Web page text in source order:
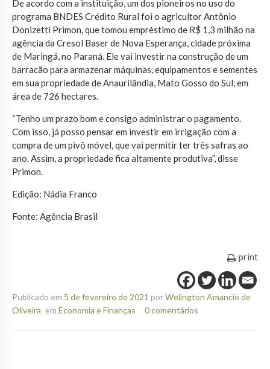
De acordo com a instituição, um dos pioneiros no uso do
programa BNDES Crédito Rural foi o agricultor Antônio
Donizetti Primon, que tomou empréstimo de R$ 1,3 milhão na
agência da Cresol Baser de Nova Esperança, cidade próxima
de Maringá, no Paraná. Ele vai investir na construção de um
barracão para armazenar máquinas, equipamentos e sementes
em sua propriedade de Anaurilândia, Mato Gosso do Sul, em
área de 726 hectares.
“Tenho um prazo bom e consigo administrar o pagamento.
Com isso, já posso pensar em investir em irrigação com a
compra de um pivô móvel, que vai permitir ter três safras ao
ano. Assim, a propriedade fica altamente produtiva”, disse
Primon.
Edição: Nádia Franco
Fonte: Agência Brasil
print
Publicado em 5 de fevereiro de 2021 porWelington Amancio de
Oliveira em Economia e Finanças 0 comentários